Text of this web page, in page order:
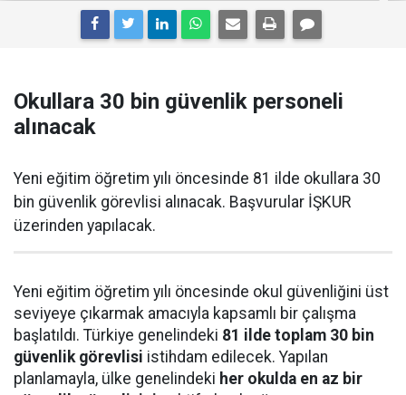
Okullara 30 bin güvenlik personeli
alınacak
Yeni eğitim öğretim yılı öncesinde 81 ilde okullara 30
bin güvenlik görevlisi alınacak. Başvurular İŞKUR
üzerinden yapılacak.
Yeni eğitim öğretim yılı öncesinde okul güvenliğini üst
seviyeye çıkarmak amacıyla kapsamlı bir çalışma
başlatıldı. Türkiye genelindeki 81 ilde toplam 30 bin
güvenlik görevlisi istihdam edilecek. Yapılan
planlamayla, ülke genelindeki her okulda en az bir